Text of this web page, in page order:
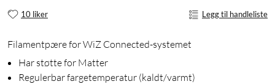
10 liker Legg til handleliste
Filamentpære for WiZ Connected-systemet
Har støtte for Matter
Regulerbar fargetemperatur (kaldt/varmt)